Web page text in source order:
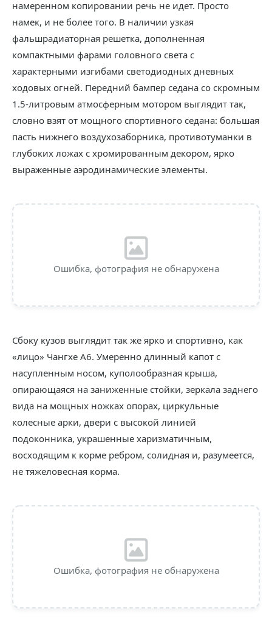
намеренном копировании речь не идет. Просто
намек, и не более того. В наличии узкая
фальшрадиаторная решетка, дополненная
компактными фарами головного света с
характерными изгибами светодиодных дневных
ходовых огней. Передний бампер седана со скромным
1.5-литровым атмосферным мотором выглядит так,
словно взят от мощного спортивного седана: большая
пасть нижнего воздухозаборника, противотуманки в
глубоких ложах с хромированным декором, ярко
выраженные аэродинамические элементы.
Ошибка, фотография не обнаружена
Сбоку кузов выглядит так же ярко и спортивно, как
«лицо» Чангхе А6. Умеренно длинный капот с
насупленным носом, куполообразная крыша,
опирающаяся на заниженные стойки, зеркала заднего
вида на мощных ножках опорах, циркульные
колесные арки, двери с высокой линией
подоконника, украшенные харизматичным,
восходящим к корме ребром, солидная и, разумеется,
не тяжеловесная корма.
Ошибка, фотография не обнаружена